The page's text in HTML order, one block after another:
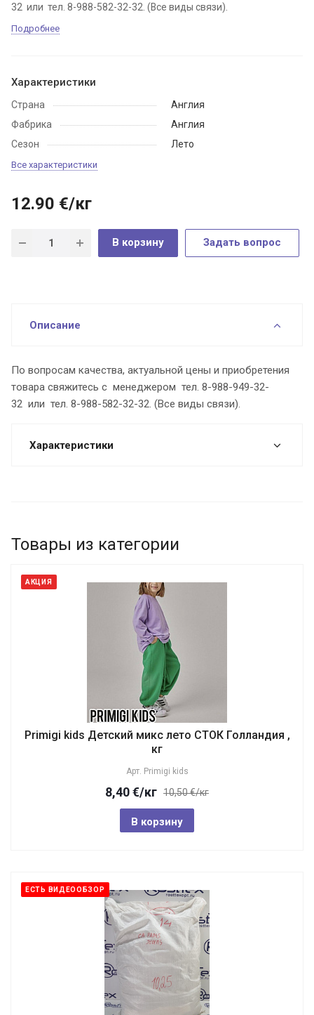
32 или тел. 8-988-582-32-32. (Все виды связи).
Подробнее
Характеристики
Страна
Англия
Фабрика
Англия
Сезон
Лето
Все характеристики
12.90 €/кг
В корзину Задать вопрос
Описание
По вопросам качества, актуальной цены и приобретения
товара свяжитесь с менеджером тел. 8-988-949-32-
32 или тел. 8-988-582-32-32. (Все виды связи).
Характеристики
Товары из категории
АКЦИЯ
Primigi kids Детский микс лето СТОК Голландия ,
кг
Арт. Primigi kids
8,40€/кг 10,50 €/кг
В корзину
ЕСТЬ ВИДЕООБЗОР